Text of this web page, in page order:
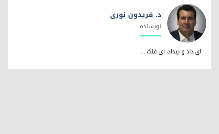
د. فریدون نوری
د. فریدون نوری
نویسندە
ای داد و بیداد، ای فلک ...